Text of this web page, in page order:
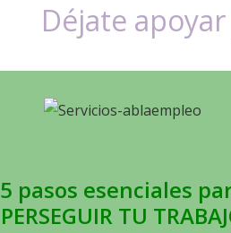
Déjate
5 pasos esenciales
PERSEGUIR TU